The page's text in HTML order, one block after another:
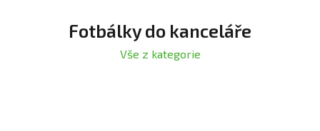
Fotbálky do kanceláře
Vše z kategorie